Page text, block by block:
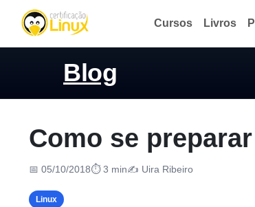
Cursos Livros
Blog
Como se
📅 05/10/2018⏱ 3 min✍️ Uira Ribeiro
Linux